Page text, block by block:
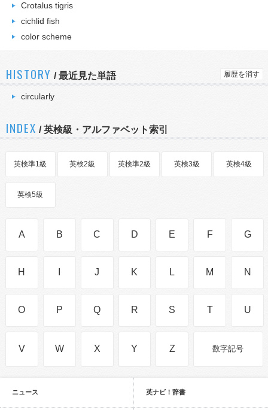
Crotalus tigris
cichlid fish
color scheme
HISTORY /最近見た単語 履歴を消す
circularly
INDEX / 英検級・アルファベット索引
英検準1級 英検2級 英検準2級 英検3級 英検4級
英検5級
A B C D E F G
H J K L M N
O P Q R S T U
V W X Y Z 数字記号
ニュース 英ナビ！辞書